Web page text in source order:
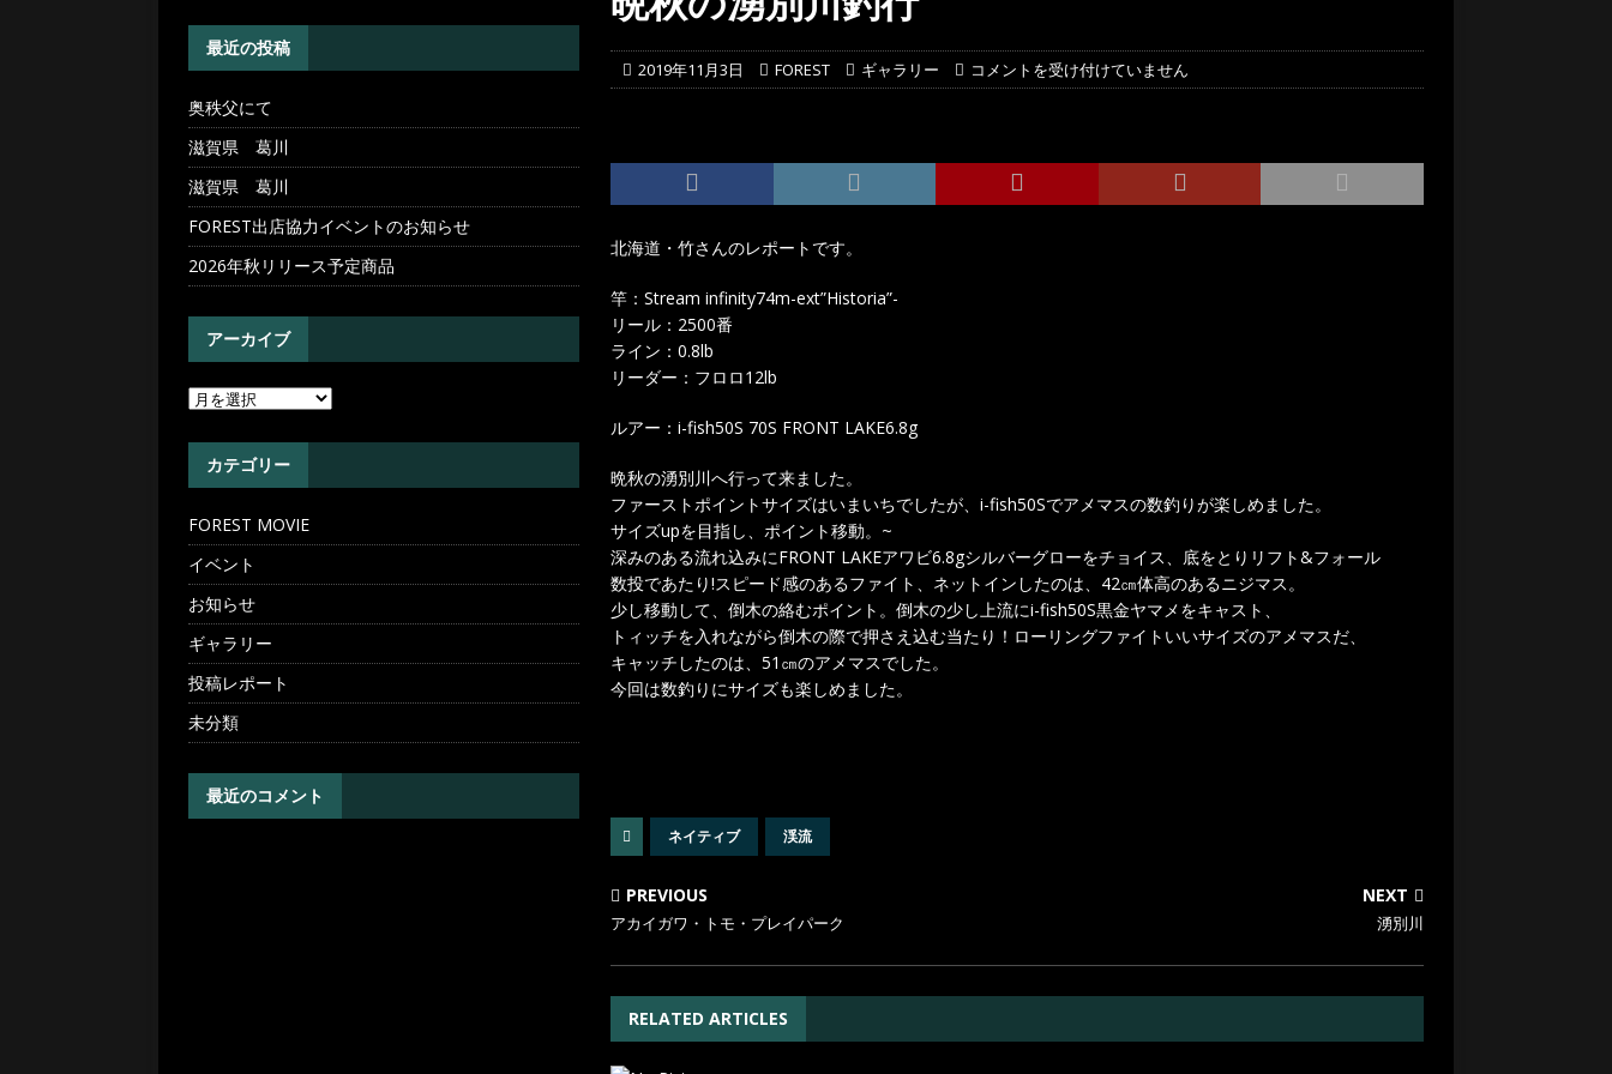
[ 2026年5月20日 ] 奥秩父にて 投稿レポート
2019年11月3日 FOREST ギャラリー コメントを受け付けていません
北海道・竹さんのレポートです。
竿：Stream infinity74m-ext”Historia”-
リール：2500番
ライン：0.8lb
リーダー：フロロ12lb
ルアー：i-fish50S 70S FRONT LAKE6.8g
晩秋の湧別川へ行って来ました。
ファーストポイントサイズはいまいちでしたが、i-fish50Sでアメマスの数釣りが楽しめました。
サイズupを目指し、ポイント移動。~
深みのある流れ込みにFRONT LAKEアワビ6.8gシルバーグローをチョイス、底をとりリフト&フォール
数投であたり!スピード感のあるファイト、ネットインしたのは、42㎝体高のあるニジマス。
少し移動して、倒木の絡むポイント。倒木の少し上流にi-fish50S黒金ヤマメをキャスト、
トィッチを入れながら倒木の際で押さえ込む当たり！ローリングファイトいいサイズのアメマスだ、
キャッチしたのは、51㎝のアメマスでした。
今回は数釣りにサイズも楽しめました。
ネイティブ 渓流
PREVIOUS
アカイガワ・トモ・プレイパーク
NEXT
湧別川
RELATED ARTICLES
最近の投稿
奥秩父にて
滋賀県 葛川
滋賀県 葛川
FOREST出店協力イベントのお知らせ
2026年秋リリース予定商品
アーカイブ
カテゴリー
FOREST MOVIE
イベント
お知らせ
ギャラリー
投稿レポート
未分類
最近のコメント